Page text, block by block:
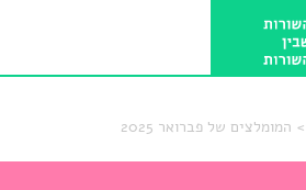
המומלצים של פברואר 2025